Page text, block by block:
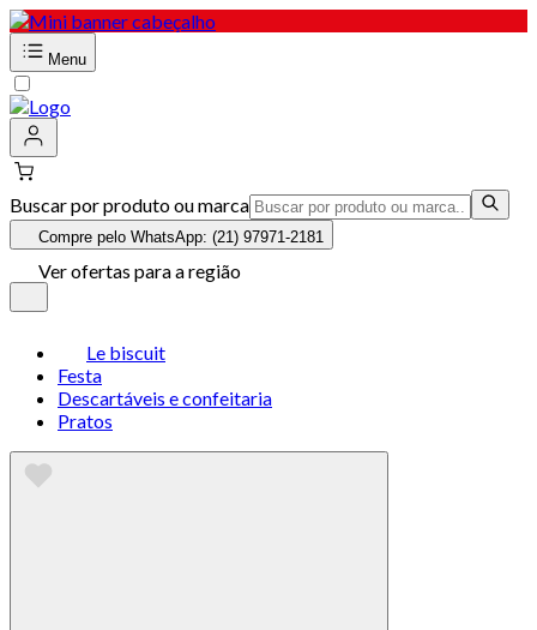
Menu
Buscar por produto ou marca
Compre pelo WhatsApp: (21) 97971-2181
Ver ofertas para a região
Le biscuit
Festa
Descartáveis e confeitaria
Pratos